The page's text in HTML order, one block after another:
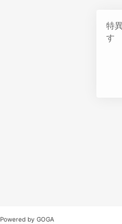
特
す
Powered by GOGA